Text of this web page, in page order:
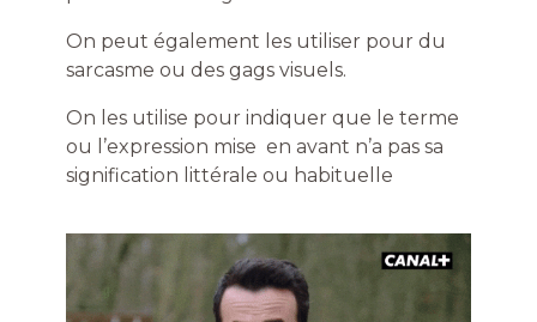
On peut également les utiliser pour du
sarcasme ou des gags visuels.
On les utilise pour indiquer que le terme
ou l’expression mise en avant n’a pas sa
signification littérale ou habituelle